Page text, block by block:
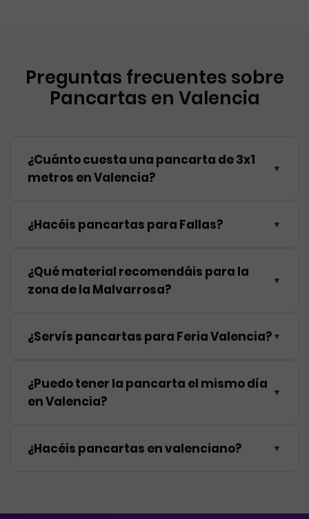
Preguntas frecuentes sobre
Pancartas en Valencia
¿Cuánto cuesta una pancarta de 3x1
metros en Valencia?
¿Hacéis pancartas para Fallas?
¿Qué material recomendáis para la
zona de la Malvarrosa?
¿Servís pancartas para Feria Valencia?
¿Puedo tener la pancarta el mismo día
en Valencia?
¿Hacéis pancartas en valenciano?